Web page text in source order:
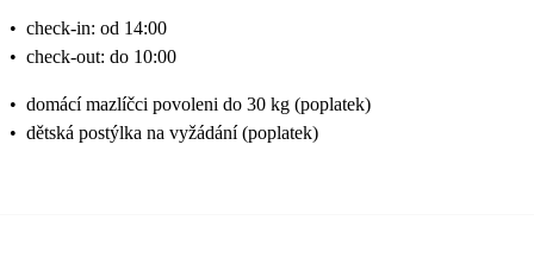
• check-in: od 14:00
• check-out: do 10:00
• domácí mazlíčci povoleni do 30 kg (poplatek)
• dětská postýlka na vyžádání (poplatek)